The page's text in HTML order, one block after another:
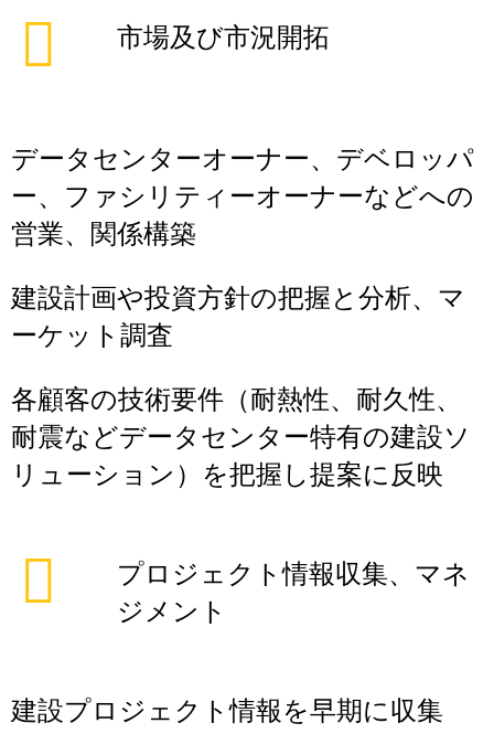
市場及び市況開拓
データセンターオーナー、デベロッパ
ー、ファシリティーオーナーなどへの
営業、関係構築
建設計画や投資方針の把握と分析、マ
ーケット調査
各顧客の技術要件（耐熱性、耐久性、
耐震などデータセンター特有の建設ソ
リューション）を把握し提案に反映
プロジェクト情報収集、マネ
ジメント
建設プロジェクト情報を早期に収集